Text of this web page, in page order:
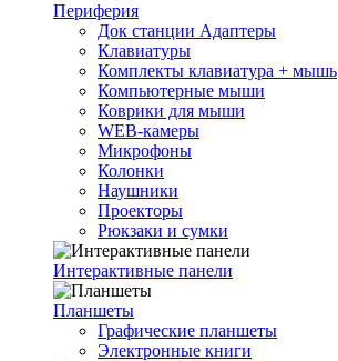
Периферия
Док станции Адаптеры
Клавиатуры
Комплекты клавиатура + мышь
Компьютерные мыши
Коврики для мыши
WEB-камеры
Микрофоны
Колонки
Наушники
Проекторы
Рюкзаки и сумки
Интерактивные панели
Планшеты
Графические планшеты
Электронные книги